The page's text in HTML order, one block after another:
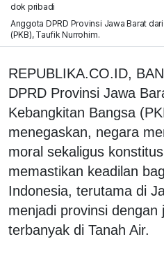
dok pribadi
Anggota DPRD Provinsi Jawa Barat
(PKB), Taufik Nurrohim.
REPUBLIKA.CO.ID,
DPRD Provinsi Jawa
Kebangkitan Bangsa
menegaskan, negara
moral sekaligus
memastikan keadilan
Indonesia, terutama di
menjadi provinsi dengan
terbanyak di Tanah Air.